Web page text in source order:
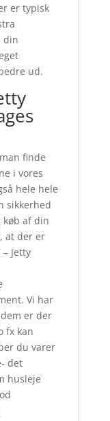
er typisk
din
ud.
finde
i vores
hele hele
sikkerhed
af din
at der er
Jetty
Vi har
er der
fx kan
du varer
det
husleje